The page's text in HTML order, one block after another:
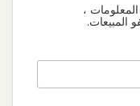
،
المبيعات.